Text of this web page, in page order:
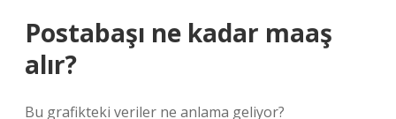
Postabaşı ne kadar maaş
alır?
Bu grafikteki veriler ne anlama geliyor?